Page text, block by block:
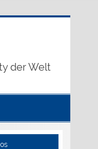
der Welt